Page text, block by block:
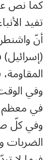
كما نص
تفيد
أنّ
وفي
في معظم
وفي كلّ
الضربات